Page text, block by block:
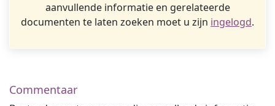
aanvullende informatie en gerelateerde
documenten te laten zoeken moet u zijn ingelogd.
Commentaar